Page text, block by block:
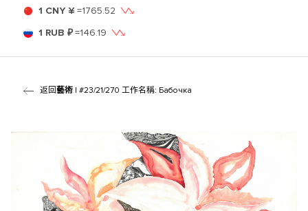
1 CNY ¥ =1765.52
1 RUB ₽=146.19
返回藝術| #23/21/270 工作名稱: Бабочка